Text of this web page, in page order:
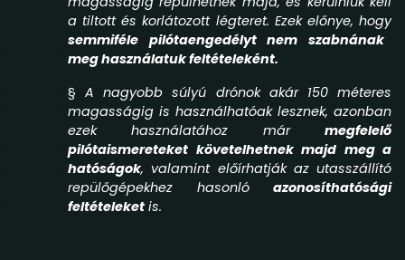
a tiltott és korlátozott légteret. Ezek előnye, hogy
semmiféle pilótaengedélyt nem szabnának
meg használatuk feltételeként.
§A nagyobb súlyú drónok akár 150 méteres
magasságig is használhatóak lesznek, azonban
ezek használatához már megfelelő
pilótaismereteket követelhetnek majd meg a
hatóságok, valamint előírhatják az utasszállító
repülőgépekhez hasonló azonosíthatósági
feltételeket is.